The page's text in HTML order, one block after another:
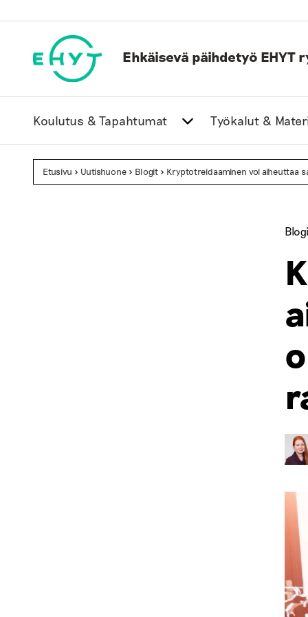
to
Ehkäisevä päihdetyö EHYT
Koulutus & Tapahtumat Työkalut &
Etusivu > Uutishuone > Blogit > Kryptotreidaaminen voi aiheuttaa